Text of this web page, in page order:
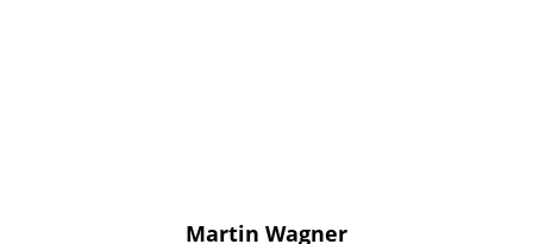
Martin Wagner